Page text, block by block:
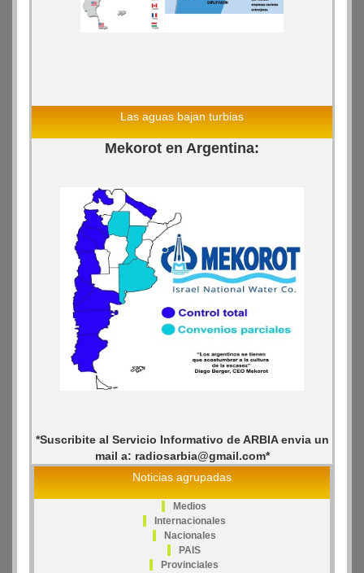
Las aguas bajan turbias
Mekorot en Argentina:
*Suscribite al Servicio Informativo de ARBIA envia un
mail a: radiosarbia@gmail.com*
Noticias agrupadas
Medios
Internacionales
Nacionales
PAIS
Provinciales